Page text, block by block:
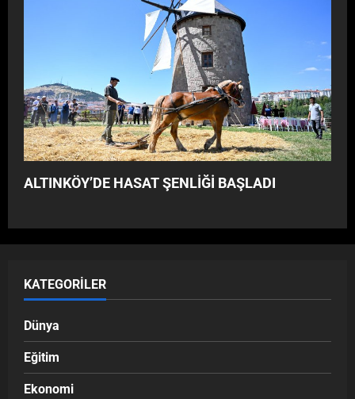
ALTINKÖY’DE HASAT ŞENLİĞİ BAŞLADI
KATEGORILER
Dünya
Eğitim
Ekonomi